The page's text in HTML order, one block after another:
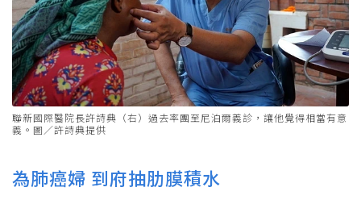
聯新國際醫院長許詩典（右）過去率團至尼泊爾義診，讓他覺得相當有意
義。圖／許詩典提供
為肺癌婦 到府抽肋膜積水